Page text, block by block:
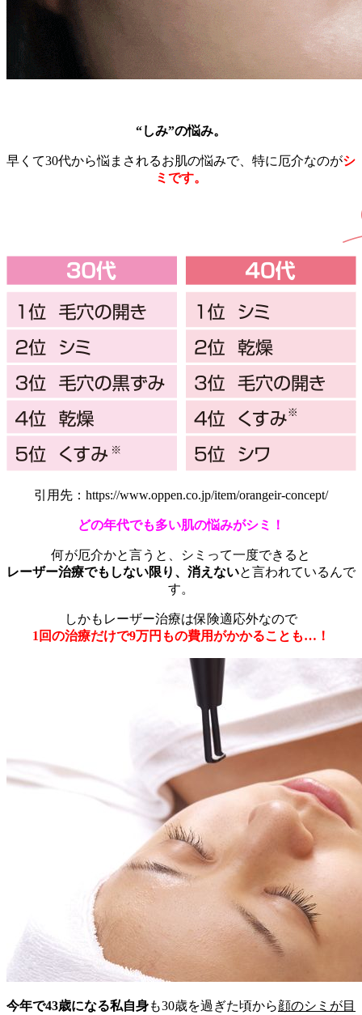
“しみ”の悩み。
早くて30代から悩まされるお肌の悩みで、特に厄介なのがシ
ミです。
引用先：https://www.oppen.co.jp/item/orangeir-concept/
どの年代でも多い肌の悩みがシミ！
何が厄介かと言うと、シミって一度できると
レーザー治療でもしない限り、消えないと言われているんで
す。
しかもレーザー治療は保険適応外なので
1回の治療だけで9万円もの費用がかかることも…！
今年で43歳になる私自身も30歳を過ぎた頃から顔のシミが目